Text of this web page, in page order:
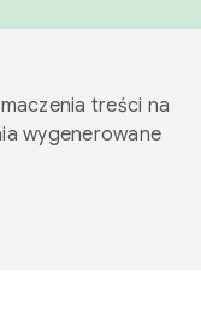
treści na
wygenerowane